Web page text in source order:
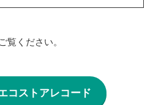
覧ください。
コストアレコード